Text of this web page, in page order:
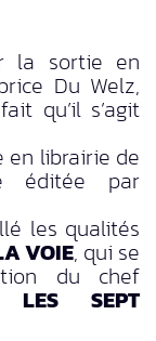
la sortie en
Du Welz,
qu’il s’agit
en librairie de
éditée par
les qualités
VOIE, qui se
du chef
LES SEPT